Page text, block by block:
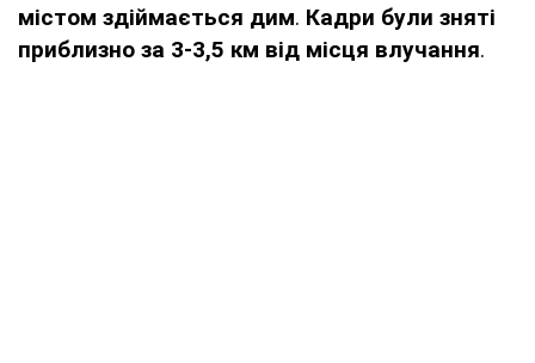
містом здіймається дим. Кадри були зняті
приблизно за 3-3,5 км від місця влучання.